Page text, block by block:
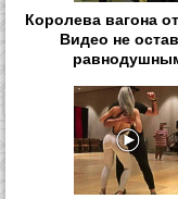
Королева вагона
Видео не